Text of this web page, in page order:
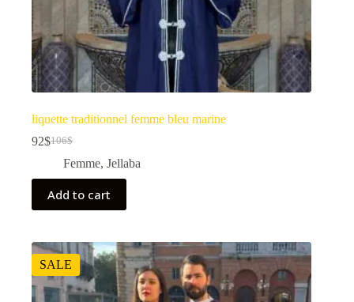
liquette traditionnel femme bleu marine
106$
92$
Femme, Jellaba
Add to cart
SALE